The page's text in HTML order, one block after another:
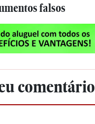
falsos
comentário